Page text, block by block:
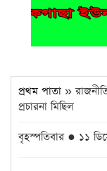
প্রথম পাতা »
প্রচারনা মিছিল
বৃহস্পতিবার ● ১১